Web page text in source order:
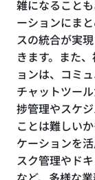
雑になること
ーションにま
スの統合が実
きます。また
ョンは、コミ
チャットツー
捗管理やスケ
ことは難しい
ケーションを
スク管理やド